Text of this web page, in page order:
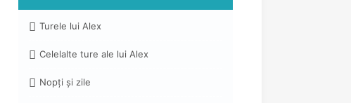
Turele lui Alex
Celelalte ture ale lui Alex
Nopți și zile